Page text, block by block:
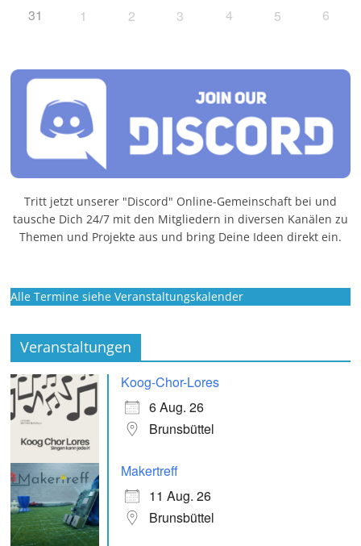
31 1 2 3 4 5 6
Tritt jetzt unserer "Discord" Online-Gemeinschaft bei und
tausche Dich 24/7 mit den Mitgliedern in diversen Kanälen zu
Themen und Projekte aus und bring Deine Ideen direkt ein.
Alle Termine siehe Veranstaltungskalender
Veranstaltungen
Koog-Chor-Lores
6 Aug. 26
Brunsbüttel
Makertreff
11 Aug. 26
Brunsbüttel